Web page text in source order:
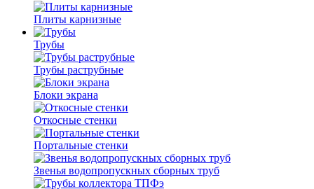
Плиты карнизные
Трубы
Трубы раструбные
Блоки экрана
Откосные стенки
Портальные стенки
Звенья водопропускных сборных труб